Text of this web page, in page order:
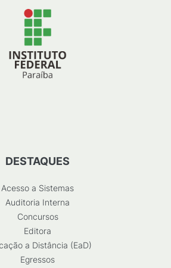
DESTAQUES
Acesso a Sistemas
Auditoria Interna
Concursos
Editora
a Distância (EaD)
Egressos